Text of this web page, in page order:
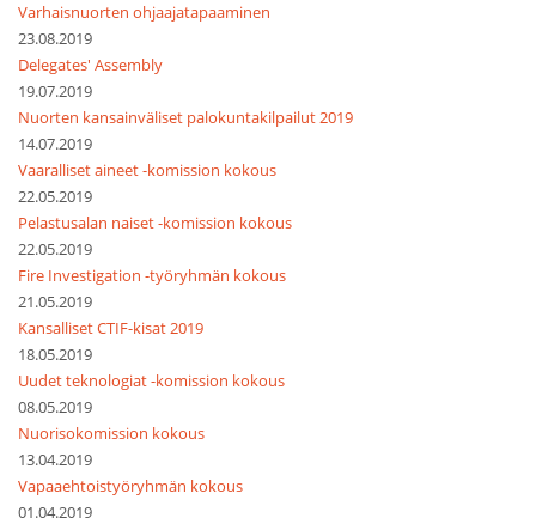
Varhaisnuorten ohjaajatapaaminen
23.08.2019
Delegates' Assembly
19.07.2019
Nuorten kansainväliset palokuntakilpailut 2019
14.07.2019
Vaaralliset aineet -komission kokous
22.05.2019
Pelastusalan naiset -komission kokous
22.05.2019
Fire Investigation -työryhmän kokous
21.05.2019
Kansalliset CTIF-kisat 2019
18.05.2019
Uudet teknologiat -komission kokous
08.05.2019
Nuorisokomission kokous
13.04.2019
Vapaaehtoistyöryhmän kokous
01.04.2019